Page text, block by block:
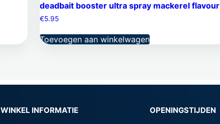
deadbait booster ultra spray mackerel flavour
€5.95
Toevoegen aan winkelwagen
WINKEL INFORMATIE OPENINGSTIJDEN